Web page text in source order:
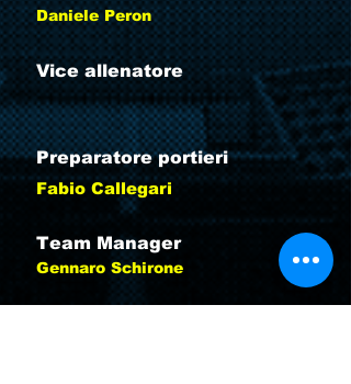
Daniele Peron
Vice allenatore
Preparatore portieri
Fabio Callegari
Team Manager
Gennaro Schirone